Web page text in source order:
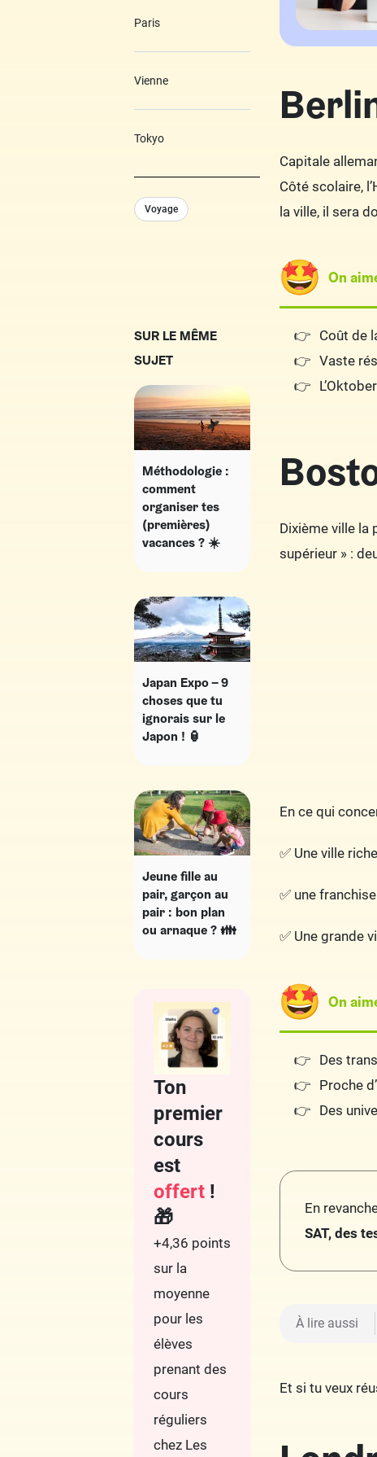
Capitale
Côté scolaire,
la ville, il sera
On
Coût de
Vaste
Dixième ville la
supérieur » :
En ce qui
✅ Une ville
✅ une franchise
✅ Une grande
On
Des
Proche
Des
En
SAT, des
À lire aussi
Et si tu veux
Paris
Vienne
Tokyo
Voyage
SUR LE MÊME
SUJET
Méthodologie :
comment
organiser tes
(premières)
vacances ? ☀️
Japan Expo – 9
choses que tu
ignorais sur le
Japon ! 🏮
Jeune fille au
pair, garçon au
pair : bon plan
ou arnaque ? 👪
Ton
premier
cours
est
offert !
🎁
+4,36 points
sur la
moyenne
pour les
élèves
prenant des
cours
réguliers
chez Les